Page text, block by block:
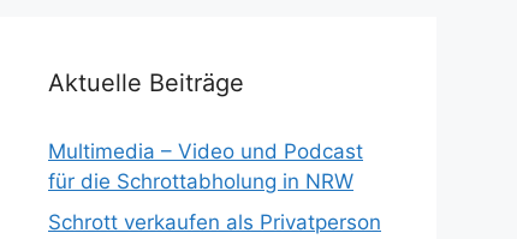
Aktuelle Beiträge
Multimedia – Video und Podcast
für die Schrottabholung in NRW
Schrott verkaufen als Privatperson